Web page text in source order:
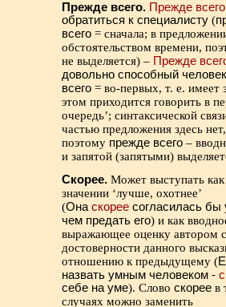
Прежде всего. Прежде всего
обратиться к специалисту (
всего = сначала; в
обстоятельством времени,
не выделяется) – Прежде
довольно способный человек
всего = во-первых, т. е. имеет
этом приходится говорить в
очередь’; синтаксической
частью предложения здесь нет,
поэтому прежде всего–
и запятой (запятыми)
Скорее.Может выступать
значении ‘лучше, охотнее’
(Онаскорее согласилась бы
чем предать его) и как
выражающее оценку автором
достоверности данного
отношению к предыдущему (
назвать умным человеком -
себе на уме). Словоскорее в
случаях можно заменить